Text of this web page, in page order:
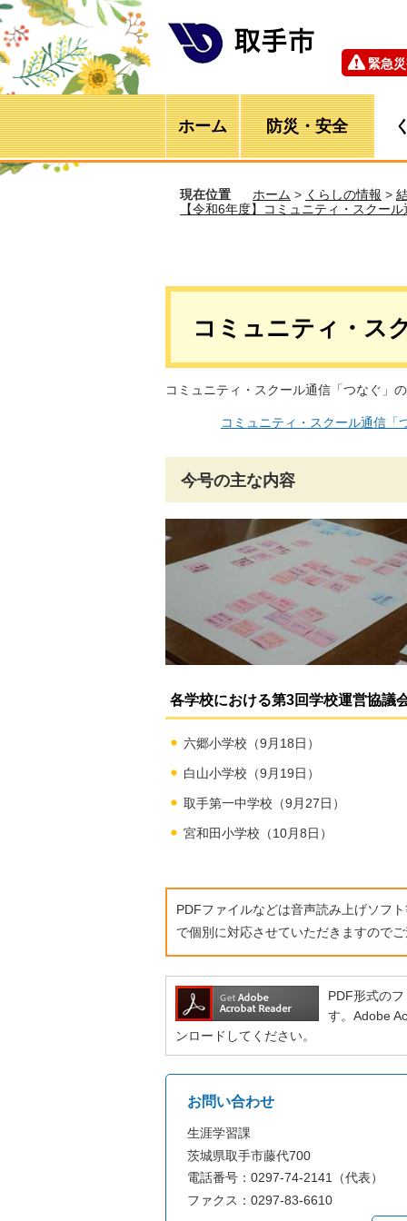
緊急
ホーム 防災・安全
現在位置 ホーム > くらしの情報 >
【令和6年度】コミュニティ・スクール
コミュニティ・ス
コミュニティ・スクール通信「つなぐ」
コミュニティ・スクール通信「
今号の主な内容
各学校における第3回学校運営協議
六郷小学校（9月18日）
白山小学校（9月19日）
取手第一中学校（9月27日）
宮和田小学校（10月8日）
PDFファイルなどは音声読み上げソフ
で個別に対応させていただきますのでご
PDF形式の
す。Adobe
ンロードしてください。
お問い合わせ
生涯学習課
茨城県取手市藤代700
電話番号：0297-74-2141（代表）
ファクス：0297-83-6610